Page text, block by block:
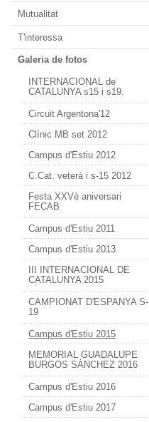
Mutualitat
T'interessa
Galeria de fotos
INTERNACIONAL de
CATALUNYA s15 i s19.
Circuit Argentona'12
Clínic MB set 2012
Campus d'Estiu 2012
C.Cat. veterà i s-15 2012
Festa XXVè aniversari
FECAB
Campus d'Estiu 2011
Campus d'Estiu 2013
III INTERNACIONAL DE
CATALUNYA 2015
CAMPIONAT D'ESPANYA S-
19
Campus d'Estiu 2015
MEMORIAL GUADALUPE
BURGOS SÁNCHEZ 2016
Campus d'Estiu 2016
Campus d'Estiu 2017